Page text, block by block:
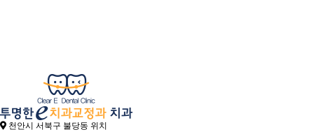
천안시 서북구 불당동 위치